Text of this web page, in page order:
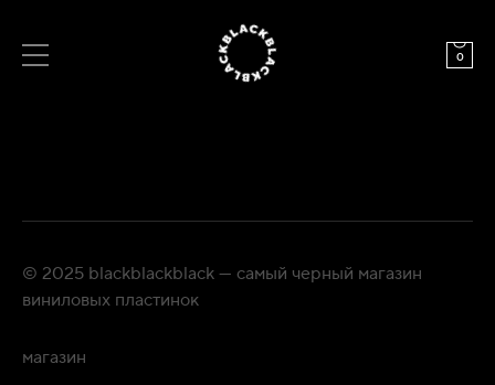
0
© 2025 blackblackblack — самый черный магазин
виниловых пластинок
магазин